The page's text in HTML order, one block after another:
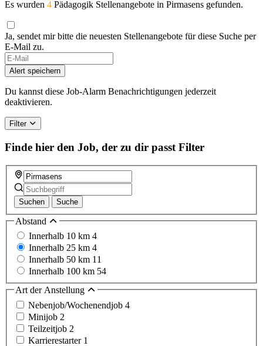
Es wurden 4 Pädagogik Stellenangebote in Pirmasens gefunden.
Ja, sendet mir bitte die neuesten Stellenangebote für diese Suche per
E-Mail zu.
Alert speichern
Du kannst diese Job-Alarm Benachrichtigungen jederzeit
deaktivieren.
Filter
Finde hier den Job, der zu dir passt Filter
Suchen Suche
Abstand
Innerhalb 10 km 4
Innerhalb 25 km 4
Innerhalb 50 km 11
Innerhalb 100 km 54
Art der Anstellung
Nebenjob/Wochenendjob 4
Minijob 2
Teilzeitjob 2
Karrierestarter 1